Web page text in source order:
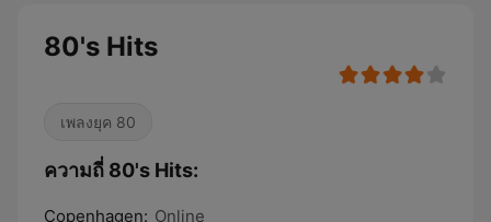
80's Hits
เพลงยุค 80
ความถี่ 80's Hits:
Copenhagen: Online